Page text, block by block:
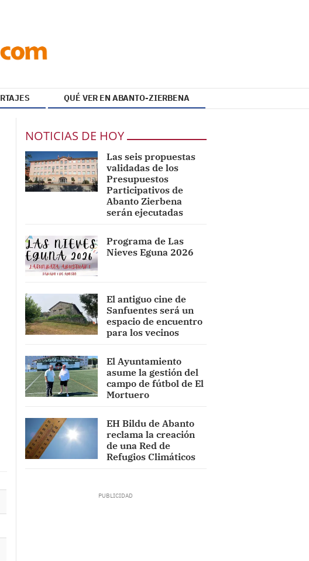
QUÉ VER EN ABANTO-ZIERBENA
NOTICIAS DE HOY
Las seis propuestas
validadas de los
Presupuestos
Participativos de
Abanto Zierbena
serán ejecutadas
Programa de Las
Nieves Eguna 2026
El antiguo cine de
Sanfuentes será un
espacio de encuentro
para los vecinos
El Ayuntamiento
asume la gestión del
campo de fútbol de El
Mortuero
EH Bildu de Abanto
reclama la creación
de una Red de
Refugios Climáticos